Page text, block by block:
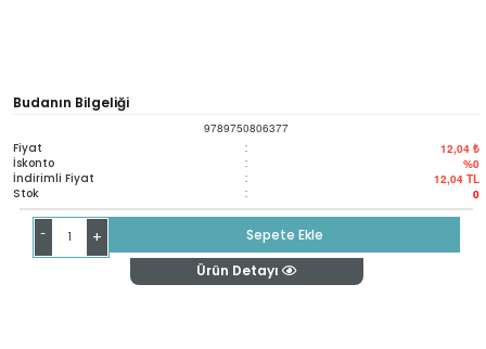
Budanın Bilgeliği
9789750806377
Fiyat : 12,04 ₺
İskonto : %0
İndirimli Fiyat : 12,04 TL
Stok : 0
- +
Sepete Ekle
Ürün Detayı